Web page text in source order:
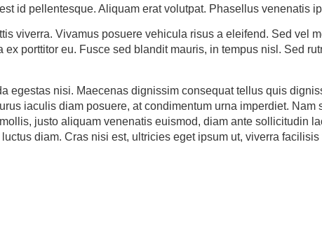
id pellentesque. Aliquam erat volutpat. Phasellus venenatis
viverra. Vivamus posuere vehicula risus a eleifend. Sed vel
porttitor eu. Fusce sed blandit mauris, in tempus nisl. Sed
egestas nisi. Maecenas dignissim consequat tellus quis
iaculis diam posuere, at condimentum urna imperdiet.
justo aliquam venenatis euismod, diam ante sollicitudin
diam. Cras nisi est, ultricies eget ipsum ut, viverra facilisis